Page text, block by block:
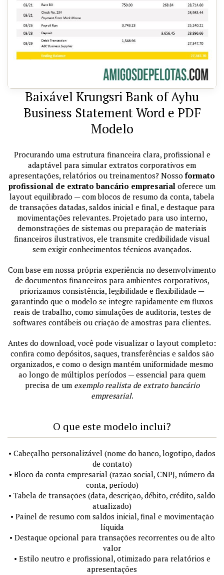
Baixável Krungsri Bank of Ayhu
Business Statement Word e PDF
Modelo
Procurando uma estrutura financeira clara, profissional e
adaptável para simular extratos corporativos em
apresentações, relatórios ou treinamentos? Nosso formato
profissional de extrato bancário empresarial oferece um
layout equilibrado — com blocos de resumo da conta, tabela
de transações datadas, saldos inicial e final, e destaque para
movimentações relevantes. Projetado para uso interno,
demonstrações de sistemas ou preparação de materiais
financeiros ilustrativos, ele transmite credibilidade visual
sem exigir conhecimentos técnicos avançados.
Com base em nossa própria experiência no desenvolvimento
de documentos financeiros para ambientes corporativos,
priorizamos consistência, legibilidade e flexibilidade —
garantindo que o modelo se integre rapidamente em fluxos
reais de trabalho, como simulações de auditoria, testes de
softwares contábeis ou criação de amostras para clientes.
Antes do download, você pode visualizar o layout completo:
confira como depósitos, saques, transferências e saldos são
organizados, e como o design mantém uniformidade mesmo
ao longo de múltiplos períodos — essencial para quem
precisa de um exemplo realista de extrato bancário
empresarial.
O que este modelo inclui?
• Cabeçalho personalizável (nome do banco, logotipo, dados
de contato)
• Bloco da conta empresarial (razão social, CNPJ, número da
conta, período)
• Tabela de transações (data, descrição, débito, crédito, saldo
atualizado)
• Painel de resumo com saldos inicial, final e movimentação
líquida
• Destaque opcional para transações recorrentes ou de alto
valor
• Estilo neutro e profissional, otimizado para relatórios e
apresentações